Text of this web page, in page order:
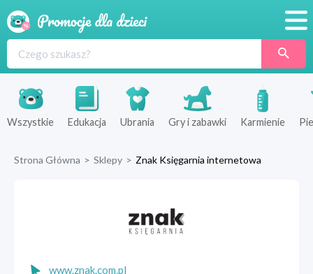
Produkty
Sklepy
Wszystkie Edukacja Ubrania Gry i zabawki Karmienie
Strona Główna > Sklepy > Znak Księgarnia internetowa
www.znak.com.pl